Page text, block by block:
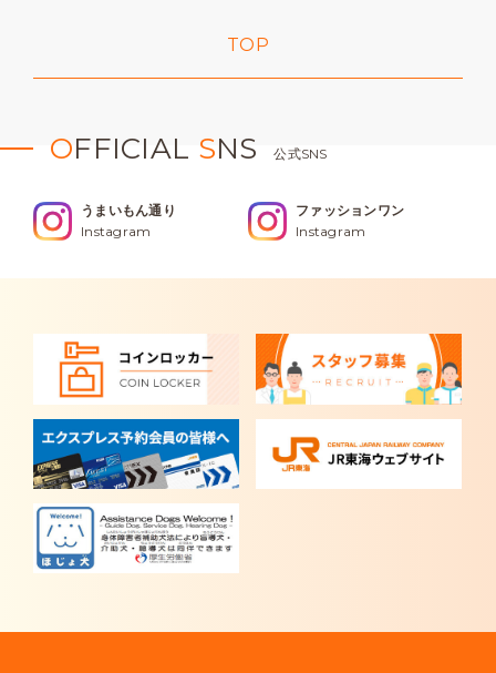
TOP
OFFICIAL SNS 公式SNS
うまいもん通り
Instagram
ファッションワン
Instagram